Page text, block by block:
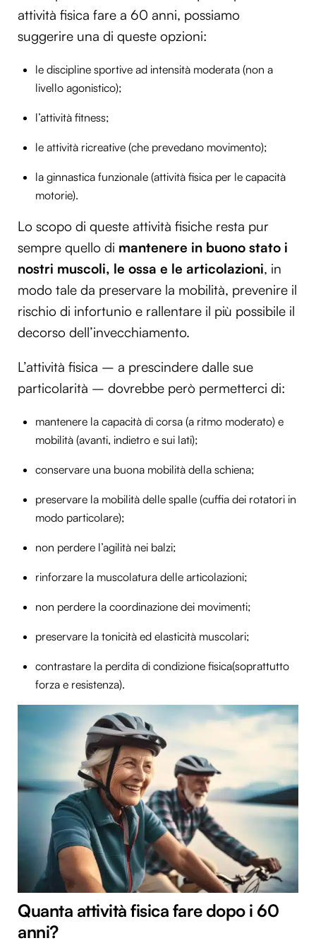
attività fisica fare a 60 anni, possiamo
suggerire una di queste opzioni:
le discipline sportive ad intensità moderata (non a
livello agonistico);
l’attività fitness;
le attività ricreative (che prevedano movimento);
la ginnastica funzionale (attività fisica per le capacità
motorie).
Lo scopo di queste attività fisiche resta pur
sempre quello di mantenere in buono stato i
nostri muscoli, le ossa e le articolazioni, in
modo tale da preservare la mobilità, prevenire il
rischio di infortunio e rallentare il più possibile il
decorso dell’invecchiamento.
L’attività fisica – a prescindere dalle sue
particolarità – dovrebbe però permetterci di:
mantenere la capacità di corsa (a ritmo moderato) e
mobilità (avanti, indietro e sui lati);
conservare una buona mobilità della schiena;
preservare la mobilità delle spalle (cuffia dei rotatori in
modo particolare);
non perdere l’agilità nei balzi;
rinforzare la muscolatura delle articolazioni;
non perdere la coordinazione dei movimenti;
preservare la tonicità ed elasticità muscolari;
contrastare la perdita di condizione fisica(soprattutto
forza e resistenza).
Quanta attività fisica fare dopo i 60
anni?